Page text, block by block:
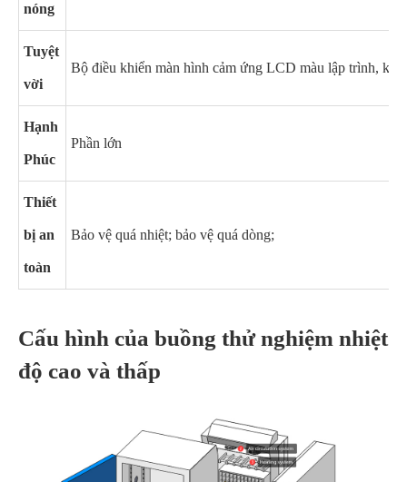
nóng
Tuyệt
vời
Bộ điều khiển màn hình cảm ứng LCD màu lập trình, kết
Hạnh
Phúc
Phần lớn
Thiết
bị an
toàn
Bảo vệ quá nhiệt; bảo vệ quá dòng;
Cấu hình của buồng thử nghiệm nhiệt
độ cao và thấp